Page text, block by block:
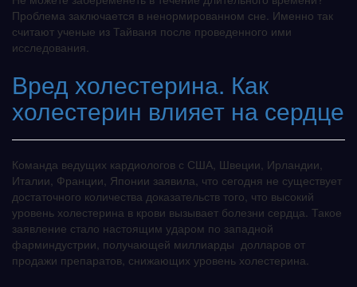
Проблема заключается в ненормированном сне. Именно так
считают ученые из Тайваня после проведенного ими
исследования.
Вред холестерина. Как
холестерин влияет на сердце
Команда ведущих кардиологов с США, Швеции, Ирландии,
Италии, Франции, Японии заявила, что сегодня не существует
достаточного количества доказательств того, что высокий
уровень холестерина в крови вызывает болезни сердца. Такое
заявление стало настоящим ударом по западной
фарминдустрии, получающей миллиарды долларов от
продажи препаратов, снижающих уровень холестерина.